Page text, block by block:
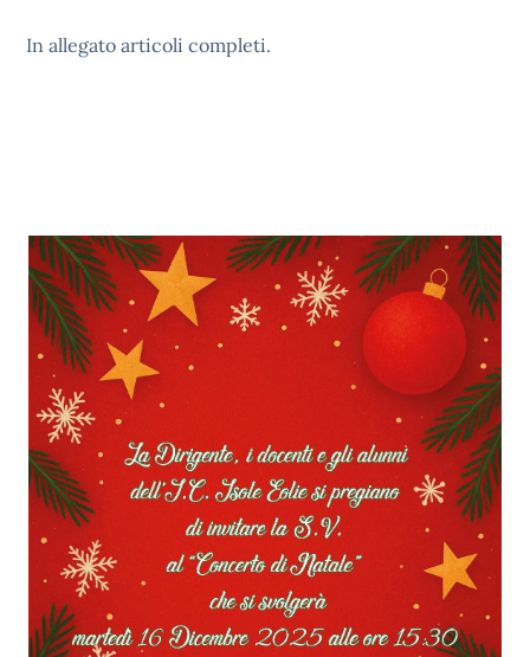
In allegato articoli completi.